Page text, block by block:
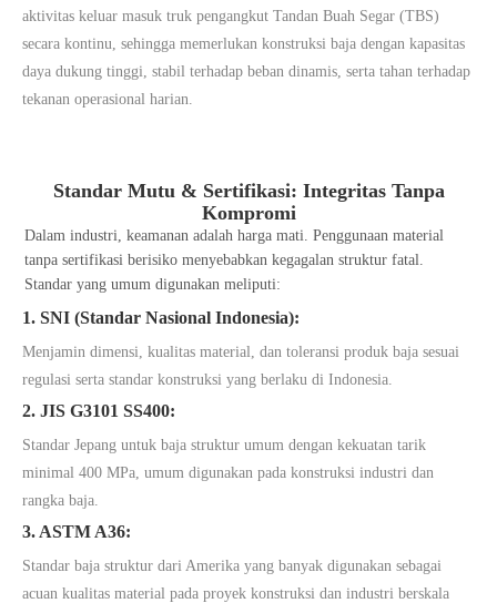
aktivitas keluar masuk truk pengangkut Tandan Buah Segar (TBS)
secara kontinu, sehingga memerlukan konstruksi baja dengan kapasitas
daya dukung tinggi, stabil terhadap beban dinamis, serta tahan terhadap
tekanan operasional harian.
Standar Mutu & Sertifikasi: Integritas Tanpa
Kompromi
Dalam industri, keamanan adalah harga mati. Penggunaan material
tanpa sertifikasi berisiko menyebabkan kegagalan struktur fatal.
Standar yang umum digunakan meliputi:
1. SNI (Standar Nasional Indonesia):
Menjamin dimensi, kualitas material, dan toleransi produk baja sesuai
regulasi serta standar konstruksi yang berlaku di Indonesia.
2. JIS G3101 SS400:
Standar Jepang untuk baja struktur umum dengan kekuatan tarik
minimal 400 MPa, umum digunakan pada konstruksi industri dan
rangka baja.
3. ASTM A36:
Standar baja struktur dari Amerika yang banyak digunakan sebagai
acuan kualitas material pada proyek konstruksi dan industri berskala